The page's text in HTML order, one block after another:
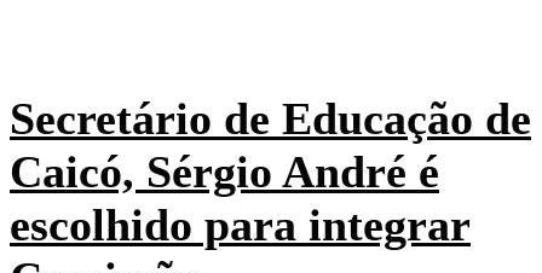
Secretário de Educação de
Caicó, Sérgio André é
escolhido para integrar